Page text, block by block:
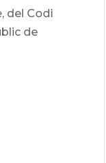
del Codi
de